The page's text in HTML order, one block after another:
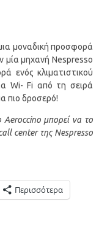
μοναδική προσφορά
μία μηχανή Nespresso
ενός κλιματιστικού
Wi- Fi από τη σειρά
πιο δροσερό!
Aeroccino μπορεί να το
centerτηςNespresso
Περισσότερα